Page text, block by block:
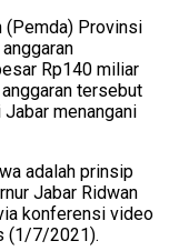
(Pemda) Provinsi
Rp140 miliar
tersebut
menangani
adalah prinsip
Jabar Ridwan
konferensi video
(1/7/2021).